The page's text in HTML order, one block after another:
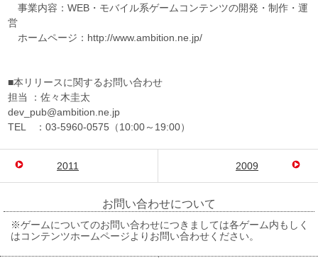
事業内容：WEB・モバイル系ゲームコンテンツの開発・制作・運
営
ホームページ：http://www.ambition.ne.jp/
■本リリースに関するお問い合わせ
担当 ：佐々木圭太
dev_pub@ambition.ne.jp
TEL ：03-5960-0575（10:00～19:00）
2011 2009
お問い合わせについて
※ゲームについてのお問い合わせにつきましては各ゲーム内もしく
はコンテンツホームページよりお問い合わせください。